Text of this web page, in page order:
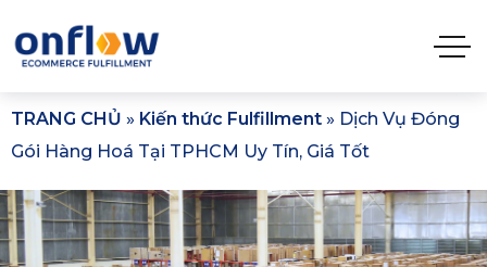
TRANG CHỦ » Kiến thức Fulfillment » Dịch Vụ Đóng
Gói Hàng Hoá Tại TPHCM Uy Tín, Giá Tốt